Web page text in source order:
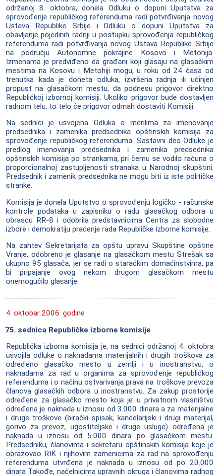
održanoj 8. oktobra, donela Odluku o dopuni Uputstva za
sprovođenje republičkog referenduma radi potvrđivanja novog
Ustava Republike Srbije i Odluku o dopuni Uputstva za
obavljanje pojedinih radnji u postupku sprovođenja republičkog
referenduma radi potvrđivanja novog Ustava Republike Srbije
na području Autonomne pokrajine Kosovo i Metohija.
Izmenama je predviđeno da građani koji glasaju na glasačkim
mestima na Kosovu i Metohiji mogu, u roku od 24 časa od
trenutka kada je doneta odluka, izvršena radnja ili učinjen
propust na glasačkom mestu, da podnesu prigovor direktno
Republičkoj izbornoj komisiji. Ukoliko prigovor bude dostavljen
radnom telu, to telo će prigovor odmah dostaviti Komisiji.
Na sednici je usvojena Odluka o merilima za imenovanje
predsednika i zamenika predsednika opštinskih komisija za
sprovođenje republičkog referenduma. Sastavni deo Odluke je
predlog imenovanja predsednika i zamenika predsednika
opštinskih komisija po strankama, pri čemu se vodilo računa o
proporcionalnoj zastupljenosti stranaka u Narodnoj skupštini.
Predsednik i zamenik predsednika ne mogu biti iz iste političke
stranke.
Komisija je donela Uputstvo o sprovođenju logičko - računske
kontrole podataka u zapisniku o radu glasačkog odbora u
obrascu RR-8 i odobrila predstavnicima Centra za slobodne
izbore i demokratiju praćenje rada Republičke izborne komisije.
Na zahtev Sekretarijata za opštu upravu Skupštine opštine
Vranje, odobreno je glasanje na glasačkom mestu Strešak sa
ukupno 95 glasača, jer se radi o staračkim domaćinstvima, pa
bi pripajanje ovog nekom drugom glasačkom mestu
onemogućilo glasanje.
4. oktobar 2006. godine
75. sednica Republičke izborne komisije
Republička izborna komisija je, na sednici održanoj 4. oktobra
usvojila odluke o naknadama materijalnih i drugih troškova za
određeno glasačko mesto u zemlji i u inostranstvu, o
naknadama za rad u organima za sprovođenje republičkog
referenduma i o načinu ostvarivanja prava na troškove prevoza
članova glasačkih odbora u inostranstvu. Za zakup prostorije
određene za glasačko mesto koja je u privatnom vlasništvu
određena je naknada u iznosu od 3.000 dinara a za materijalne
i druge troškove (birački spisak, kancelarijski i drugi materijal,
gorivo za prevoz, ugostiteljske i druge usluge) određena je
naknada u iznosu od 5.000 dinara po glasačkom mestu.
Predsedniku, članovima i sekretaru opštinskih komisija koje je
obrazovao RIK i njihovim zamenicima za rad na sprovođenju
referenduma utvrđena je naknada u iznosu od po 20.000
dinara Takođe, načelnicima upravnih okruga i članovima radnog